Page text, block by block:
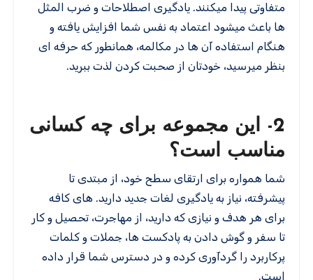
متفاوتی پیدا میکنند. یادگیری اصطلاحات و ضرب المثل
ها باعث میشود اعتماد به نفس شما افزایش یافته و
هنگام استفاده آن ها در مکالمه، همانطور که حرفه ای
بنظر میرسید، خودتان از صحبت کردن لذت ببرید.
2- این مجموعه برای چه کسانی
مناسب است؟
شما همواره برای ارتقای سطح خود، از مبتدی تا
پیشرفته، نیاز به یادگیری لغات جدید دارید. های کافه
برای هر هدف و نیازی که دارید، از مهاجرت، تحصیل و کار
تا سفر و گوش دادن به پادکست ها، جملات و کلمات
پرکاربرد را گردآوری کرده و در دسترس شما قرار داده
است.